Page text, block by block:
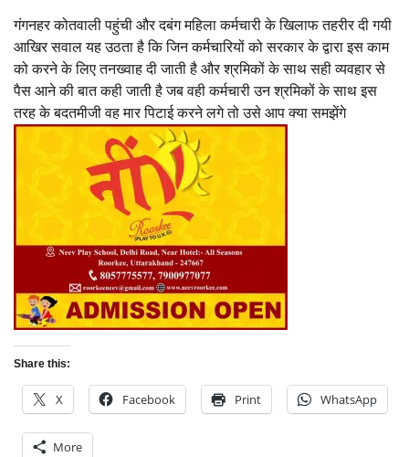
गंगनहर कोतवाली पहुंची और दबंग महिला कर्मचारी के खिलाफ तहरीर दी गयी
आखिर सवाल यह उठता है कि जिन कर्मचारियों को सरकार के द्वारा इस काम
को करने के लिए तनख्वाह दी जाती है और श्रमिकों के साथ सही व्यवहार से
पैस आने की बात कही जाती है जब वही कर्मचारी उन श्रमिकों के साथ इस
तरह के बदतमीजी वह मार पिटाई करने लगे तो उसे आप क्या समझेंगे
Share this:
X Facebook Print WhatsApp
More